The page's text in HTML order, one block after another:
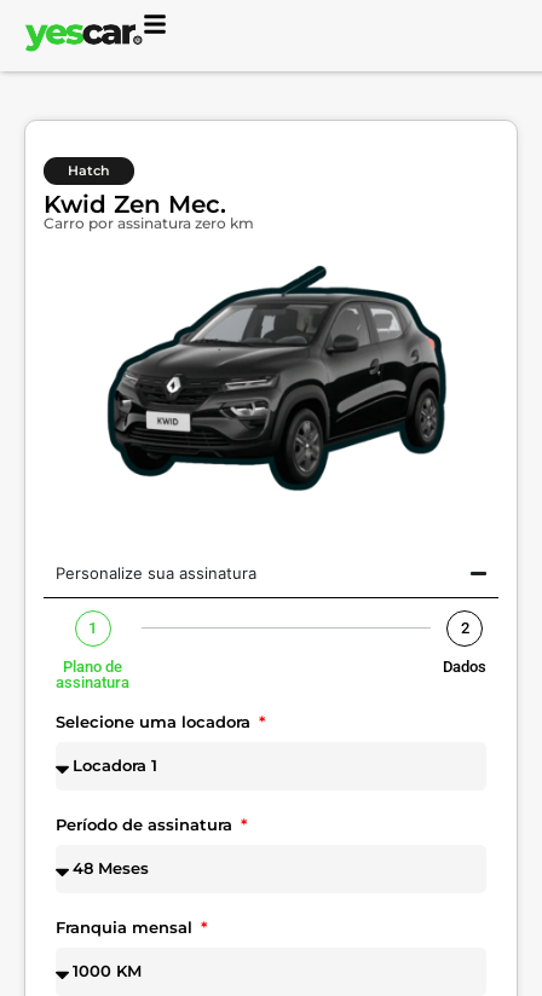
Hatch
Kwid Zen Mec.
Carro por assinatura zero km
Personalize sua assinatura
1
Plano de
assinatura
2
Dados
Selecione uma locadora
Período de assinatura
Franquia mensal